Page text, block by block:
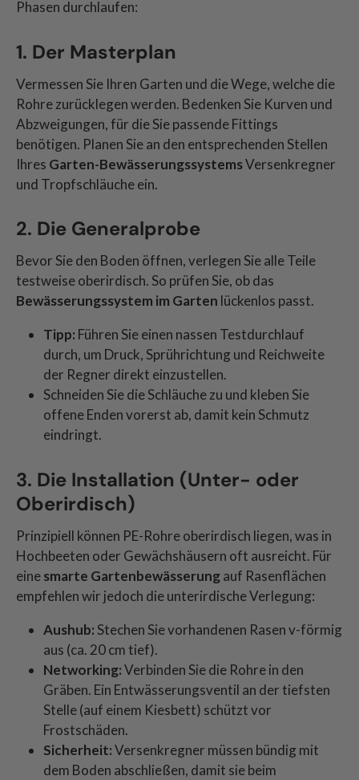
Phasen durchlaufen:
1. Der Masterplan
Vermessen Sie Ihren Garten und die Wege, welche die
Rohre zurücklegen werden. Bedenken Sie Kurven und
Abzweigungen, für die Sie passende Fittings
benötigen. Planen Sie an den entsprechenden Stellen
Ihres Garten-BewässerungssystemsVersenkregner
und Tropfschläuche ein.
2. Die Generalprobe
Bevor Sie den Boden öffnen, verlegen Sie alle Teile
testweise oberirdisch. So prüfen Sie, ob das
Bewässerungssystem im Garten lückenlos passt.
Tipp: Führen Sie einen nassen Testdurchlauf
durch, um Druck, Sprührichtung und Reichweite
der Regner direkt einzustellen.
Schneiden Sie die Schläuche zu und kleben Sie
offene Enden vorerst ab, damit kein Schmutz
eindringt.
3. Die Installation (Unter- oder
Oberirdisch)
Prinzipiell können PE-Rohre oberirdisch liegen, was in
Hochbeeten oder Gewächshäusern oft ausreicht. Für
einesmarte Gartenbewässerungauf Rasenflächen
empfehlen wir jedoch die unterirdische Verlegung:
Aushub:Stechen Sie vorhandenen Rasen v-förmig
aus (ca. 20 cm tief).
Networking:Verbinden Sie die Rohre in den
Gräben. Ein Entwässerungsventil an der tiefsten
Stelle (auf einem Kiesbett) schützt vor
Frostschäden.
Sicherheit:Versenkregner müssen bündig mit
dem Boden abschließen, damit sie beim